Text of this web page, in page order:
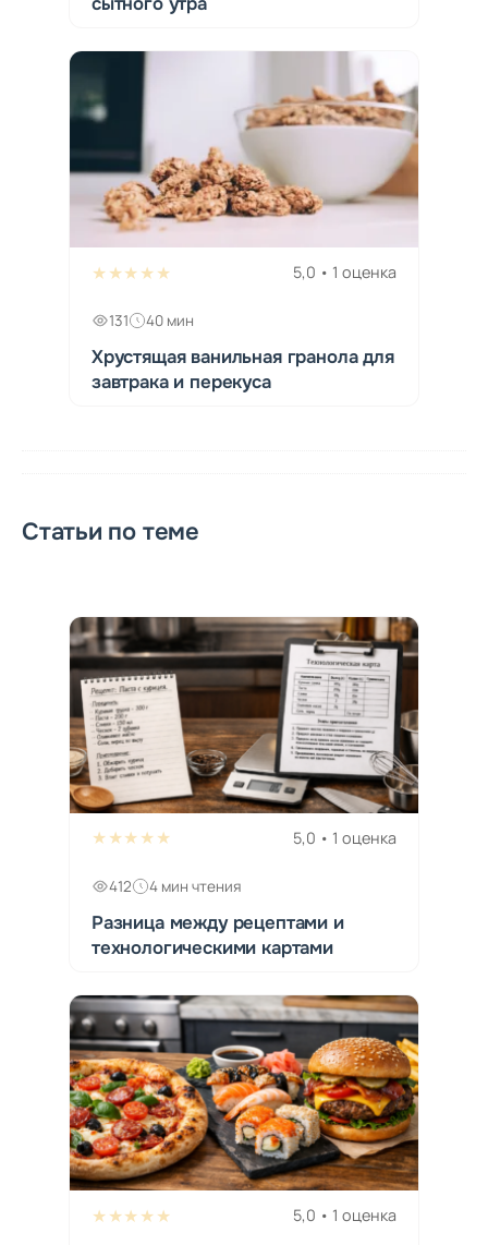
★★★★★ 5,0 • 1 оценка
131 40 мин
Хрустящая ванильная гранола для
завтрака и перекуса
Статьи по теме
★★★★★ 5,0 • 1 оценка
412 4 мин чтения
Разница между рецептами и
технологическими картами
★★★★★ 5,0 • 1 оценка